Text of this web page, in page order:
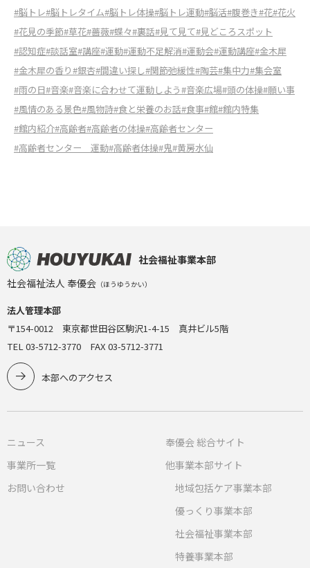
#脳トレ#脳トレタイム#脳トレ体操#脳トレ運動#脳活#腹巻き#花#花火
#花見の季節#草花#薔薇#蝶々#裏話#見て見て#見どころスポット
#認知症#談話室#講座#運動#運動不足解消#運動会#運動講座#金木犀
#金木犀の香り#銀杏#間違い探し#関節弛緩性#陶芸#集中力#集会室
#雨の日#音楽#音楽に合わせて運動しよう#音楽広場#頭の体操#願い事
#風情のある景色#風物詩#食と栄養のお話#食事#館#館内特集
#館内紹介#高齢者#高齢者の体操#高齢者センター
#高齢者センター 運動#高齢者体操#鬼#黄房水仙
社会福祉事業本部
社会福祉法人 奉優会 （ほうゆうかい）
法人管理本部
〒154-0012 東京都世田谷区駒沢1-4-15 真井ビル5階
TEL 03-5712-3770 FAX 03-5712-3771
本部へのアクセス
ニュース
事業所一覧
お問い合わせ
奉優会 総合サイト
他事業本部サイト
地域包括ケア事業本部
優っくり事業本部
社会福祉事業本部
特養事業本部